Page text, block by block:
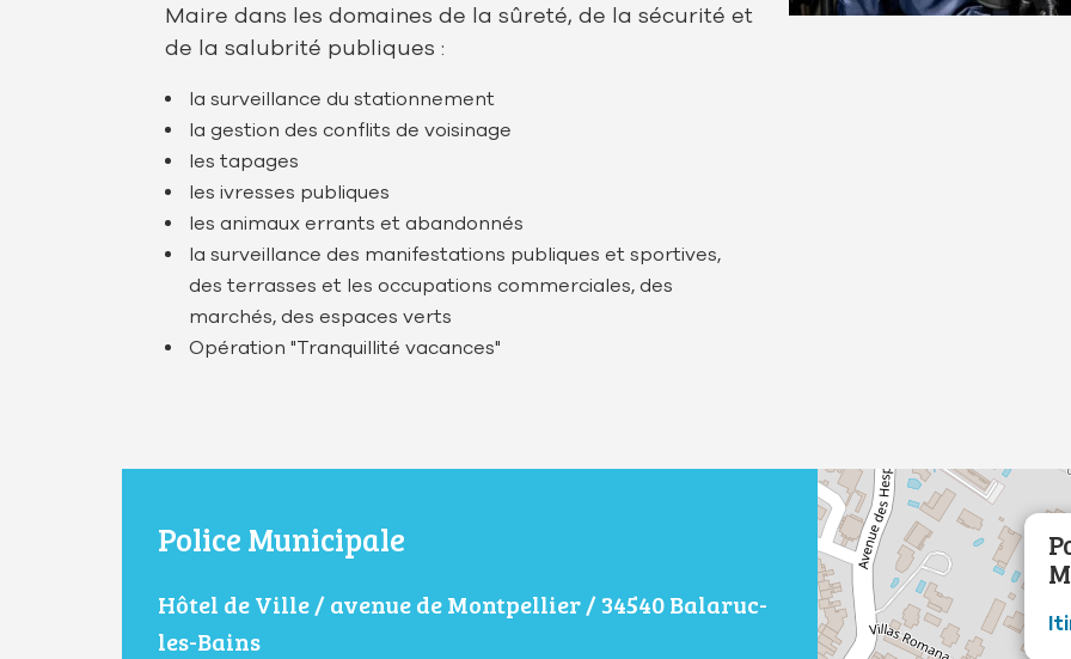
Maire dans les domaines de la sûreté, de la sécurité et
de la salubrité publiques :
la surveillance du stationnement
la gestion des conflits de voisinage
les tapages
les ivresses publiques
les animaux errants et abandonnés
la surveillance des manifestations publiques et sportives,
des terrasses et les occupations commerciales, des
marchés, des espaces verts
Opération "Tranquillité vacances"
Police Municipale
Hôtel de Ville / avenue de Montpellier / 34540 Balaruc-
les-Bains